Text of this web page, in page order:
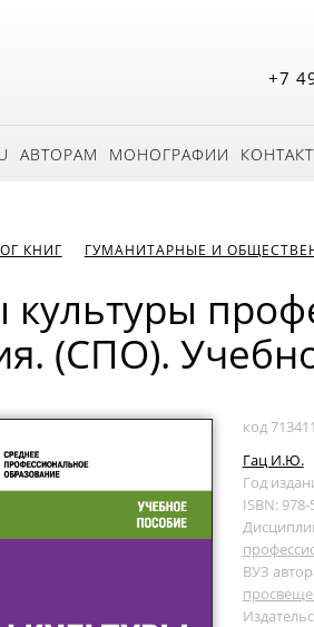
+7
АВТОРАМ МОНОГРАФИИ
КНИГ ГУМАНИТАРНЫЕ И
(СПО).
код 713411
Гац И.Ю.
Год
ISBN:
ВУЗ